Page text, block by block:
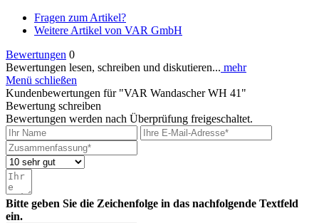
Fragen zum Artikel?
Weitere Artikel von VAR GmbH
Bewertungen 0
Bewertungen lesen, schreiben und diskutieren... mehr
Menü schließen
Kundenbewertungen für "VAR Wandascher WH 41"
Bewertung schreiben
Bewertungen werden nach Überprüfung freigeschaltet.
Bitte geben Sie die Zeichenfolge in das nachfolgende Textfeld
ein.